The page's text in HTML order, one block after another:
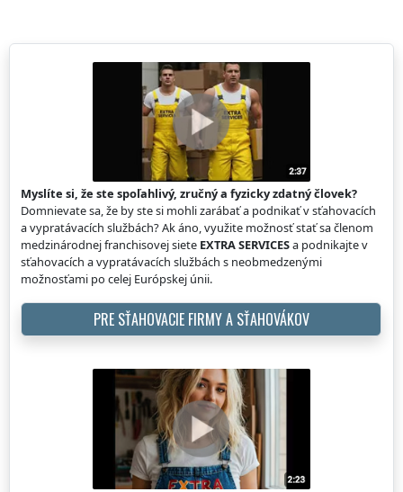
Myslíte si, že ste spoľahlivý, zručný a fyzicky zdatný človek?
Domnievate sa, že by ste si mohli zarábať a podnikať v sťahovacích
a vypratávacích službách? Ak áno, využite možnosť stať sa členom
medzinárodnej franchisovej siete EXTRA SERVICESa podnikajte v
sťahovacích a vypratávacích službách s neobmedzenými
možnosťami po celej Európskej únii.
PRE SŤAHOVACIE FIRMY A SŤAHOVÁKOV